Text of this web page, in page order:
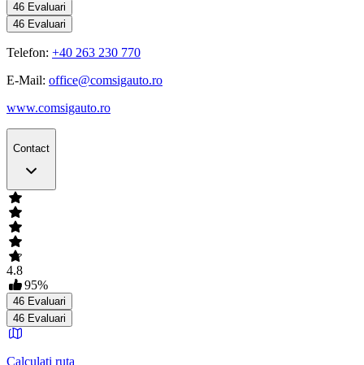
46 Evaluari
46 Evaluari
Telefon: +40 263 230 770
E-Mail: office@comsigauto.ro
www.comsigauto.ro
Contact
4.8
95%
46 Evaluari
46 Evaluari
Calculați ruta